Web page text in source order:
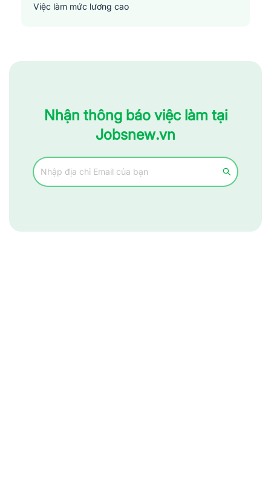
Việc làm mức lương cao
Nhận thông báo việc làm tại
Jobsnew.vn